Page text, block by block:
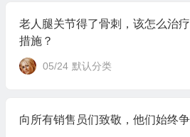
老人腿关节得了骨刺，该怎么治
措施？
05/24 默认分类
向所有销售员们致敬，他们始终